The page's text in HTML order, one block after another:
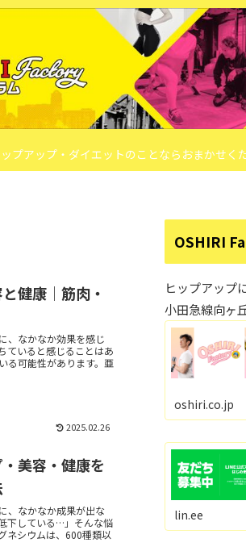
プアップ・ダイエットのことならおまかせく
健康｜筋肉・
、なかなか効果を感じ
ていると感じることはあ
る可能性があります。亜
2025.02.26
美容・健康を
、なかなか成果が出な
下している…」そんな悩
ネシウムは、600種類以
OSHIRI
ヒップアップ
小田急線向ヶ
oshiri.co.jp
lin.ee